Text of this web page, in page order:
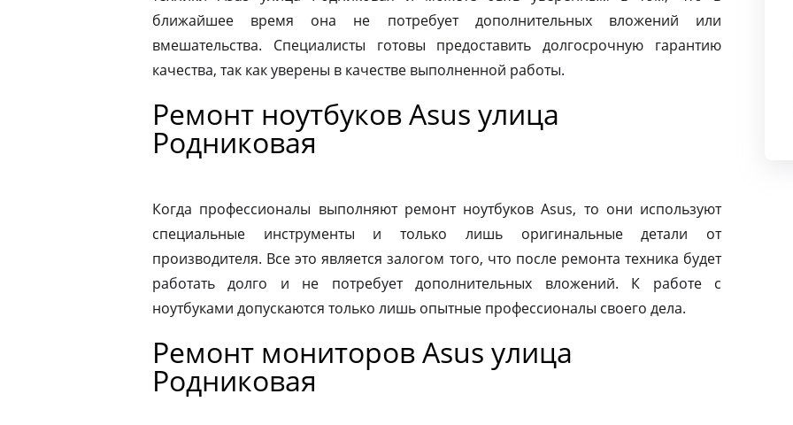
ближайшее время она не потребует дополнительных вложений или
вмешательства. Специалисты готовы предоставить долгосрочную гарантию
качества, так как уверены в качестве выполненной работы.
Ремонт ноутбуков Asus улица
Родниковая
Когда профессионалы выполняют ремонт ноутбуков Asus, то они используют
специальные инструменты и только лишь оригинальные детали от
производителя. Все это является залогом того, что после ремонта техника будет
работать долго и не потребует дополнительных вложений. К работе с
ноутбуками допускаются только лишь опытные профессионалы своего дела.
Ремонт мониторов Asus улица
Родниковая